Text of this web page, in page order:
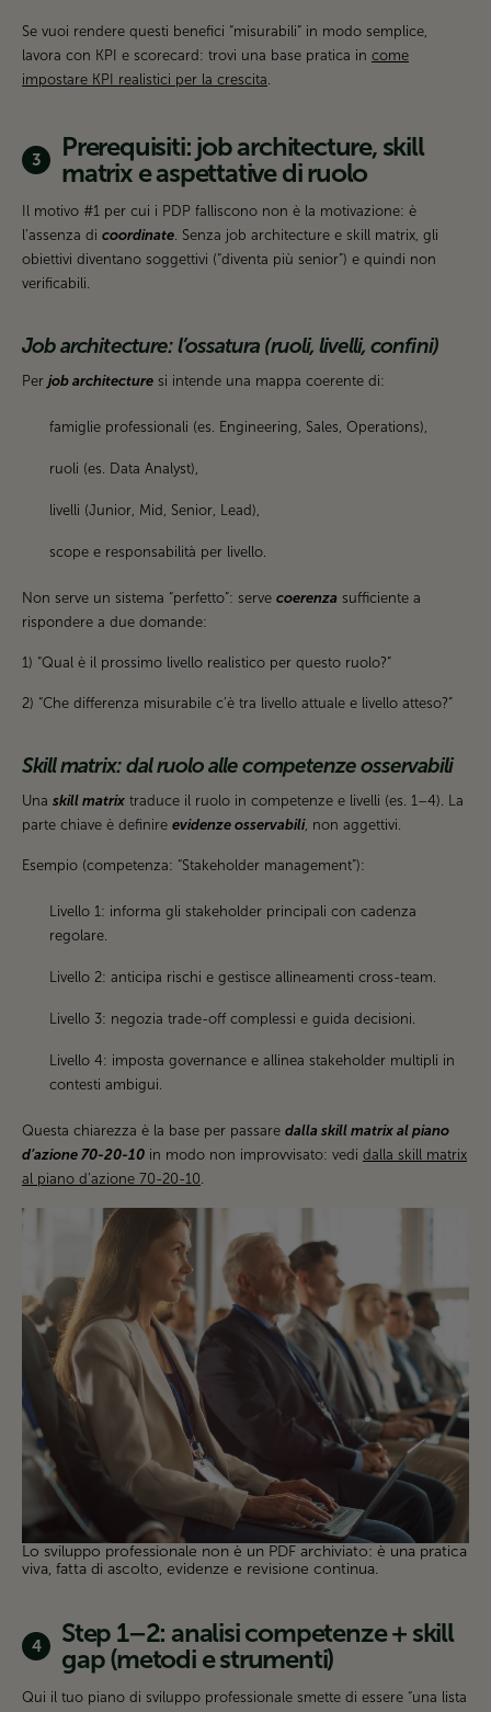
Se vuoi rendere questi benefici “misurabili” in modo semplice,
lavora con KPI e scorecard: trovi una base pratica in come
impostare KPI realistici per la crescita.
Prerequisiti: job architecture, skill
matrix e aspettative di ruolo
Il motivo #1 per cui i PDP falliscono non è la motivazione: è
l’assenza di coordinate. Senza job architecture e skill matrix, gli
obiettivi diventano soggettivi (“diventa più senior”) e quindi non
verificabili.
Job architecture: l’ossatura (ruoli, livelli, confini)
Per job architecture si intende una mappa coerente di:
famiglie professionali (es. Engineering, Sales, Operations),
ruoli (es. Data Analyst),
livelli (Junior, Mid, Senior, Lead),
scope e responsabilità per livello.
Non serve un sistema “perfetto”: serve coerenza sufficiente a
rispondere a due domande:
1) “Qual è il prossimo livello realistico per questo ruolo?”
2) “Che differenza misurabile c’è tra livello attuale e livello atteso?”
Skill matrix: dal ruolo alle competenze osservabili
Una skill matrix traduce il ruolo in competenze e livelli (es. 1–4). La
parte chiave è definire evidenze osservabili, non aggettivi.
Esempio (competenza: “Stakeholder management”):
Livello 1: informa gli stakeholder principali con cadenza
regolare.
Livello 2: anticipa rischi e gestisce allineamenti cross-team.
Livello 3: negozia trade-off complessi e guida decisioni.
Livello 4: imposta governance e allinea stakeholder multipli in
contesti ambigui.
Questa chiarezza è la base per passare dalla skill matrix al piano
d’azione 70-20-10 in modo non improvvisato: vedi dalla skill matrix
al piano d’azione 70-20-10.
Lo sviluppo professionale non è un PDF archiviato: è una pratica
viva, fatta di ascolto, evidenze e revisione continua.
Step 1–2: analisi competenze + skill
gap (metodi e strumenti)
Qui il tuo piano di sviluppo professionale smette di essere “una lista